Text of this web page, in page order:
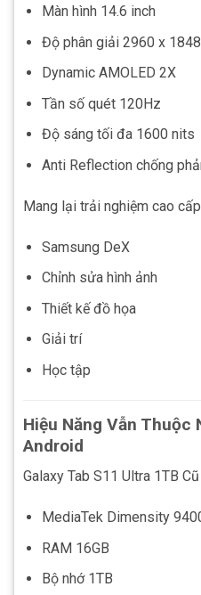
Màn hình 14.6 inch
Độ phân giải 2960 x 1848
Dynamic AMOLED 2X
Tần số quét 120Hz
Độ sáng tối đa 1600 nits
Anti Reflection chống
Mang lại trải nghiệm cao
Samsung DeX
Chỉnh sửa hình ảnh
Thiết kế đồ họa
Giải trí
Học tập
Hiệu Năng Vẫn Thuộc
Android
Galaxy Tab S11 Ultra 1TB
MediaTek Dimensity
RAM 16GB
Bộ nhớ 1TB